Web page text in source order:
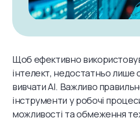
Щоб ефективно
інтелект, недостатньо лише
вивчати AI. Важливо
інструменти у робочі
можливості та обмеження